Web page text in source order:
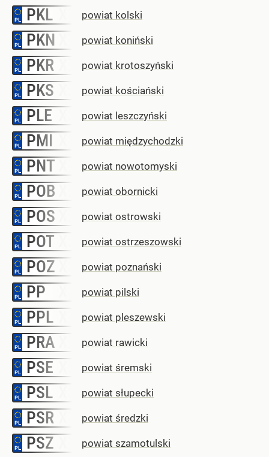
PKL powiat kolski
PKN powiat koniński
PKR powiat krotoszyński
PKS powiat kościański
PLE powiat leszczyński
PMI powiat międzychodzki
PNT powiat nowotomyski
POB powiat obornicki
POS powiat ostrowski
POT powiat ostrzeszowski
POZ powiat poznański
PP powiat pilski
PPL powiat pleszewski
PRA powiat rawicki
PSE powiat śremski
PSL powiat słupecki
PSR powiat średzki
PSZ powiat szamotulski